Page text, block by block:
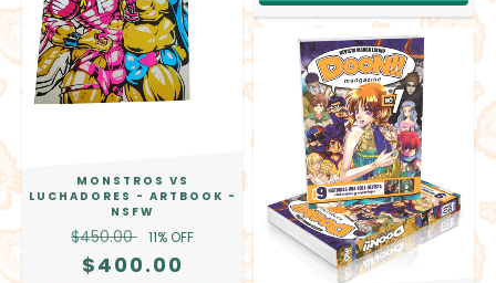
MONSTROS VS
LUCHADORES - ARTBOOK -
NSFW
$450.00 11% OFF
$400.00